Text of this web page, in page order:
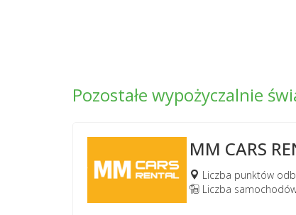
Pozostałe wypożyczalnie
MM CARS
Liczba punktów
Liczba